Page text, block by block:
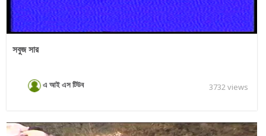
সবুজ সার
এ আই এস টিউব 3732 views